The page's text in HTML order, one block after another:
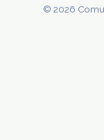
© 2026